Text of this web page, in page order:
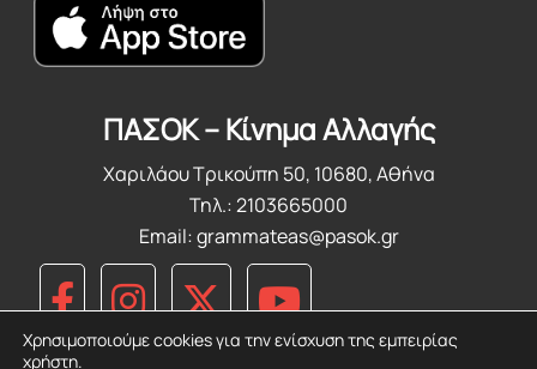
ΠΑΣΟΚ – Κίνημα Αλλαγής
Χαριλάου Τρικούπη 50, 10680, Αθήνα
Τηλ.: 2103665000
Email:grammateas@pasok.gr
Χρησιμοποιούμε cookies για την ενίσχυση της εμπειρίας
χρήστη.